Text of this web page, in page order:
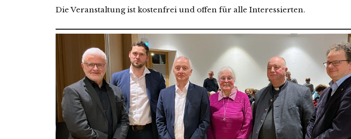
Die Veranstaltung ist kos­ten­frei und offen für alle Interessierten.